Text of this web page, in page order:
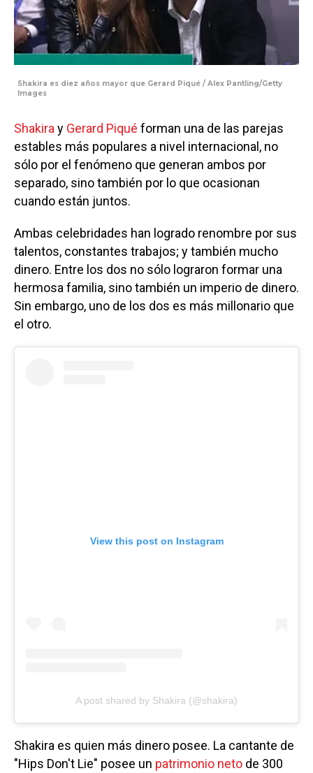
Shakira es diez años mayor que Gerard Piqué / Alex Pantling/Getty
Images
Shakira y Gerard Piqué forman una de las parejas
estables más populares a nivel internacional, no
sólo por el fenómeno que generan ambos por
separado, sino también por lo que ocasionan
cuando están juntos.
Ambas celebridades han logrado renombre por sus
talentos, constantes trabajos; y también mucho
dinero. Entre los dos no sólo lograron formar una
hermosa familia, sino también un imperio de dinero.
Sin embargo, uno de los dos es más millonario que
el otro.
View this post on Instagram
A post shared by Shakira (@shakira)
Shakira es quien más dinero posee. La cantante de
"Hips Don't Lie" posee un patrimonio neto de 300